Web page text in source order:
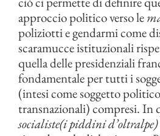
approccio politico verso le
poliziotti e gendarmi come
scaramucce istituzionali
quella delle presidenziali
fondamentale per tutti i
(intesi come soggetto
transnazionali) compresi. In
socialiste(i piddini d’oltralpe)